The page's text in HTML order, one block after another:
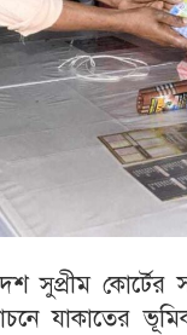
সুপ্রীম
যাকাতের